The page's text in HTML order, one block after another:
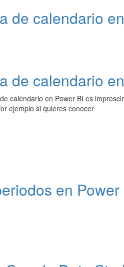
de calendario
de calendario
calendario en Power BI es
ejemplo si quieres conocer
en Power